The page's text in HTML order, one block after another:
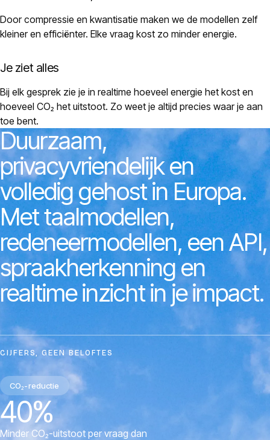
Door compressie en kwantisatie maken we de modellen zelf
kleiner en efficiënter. Elke vraag kost zo minder energie.
Je ziet alles
Bij elk gesprek zie je in realtime hoeveel energie het kost en
hoeveel CO₂ het uitstoot. Zo weet je altijd precies waar je aan
toe bent.
Duurzaam,
privacyvriendelijken
vollediggehostin Europa.
Mettaalmodellen,
redeneermodellen, eenAPI,
spraakherkenningen
realtimeinzichtin jeimpact.
CIJFERS, GEEN BELOFTES
CO₂-reductie
40%
Minder CO₂-uitstoot per vraag dan